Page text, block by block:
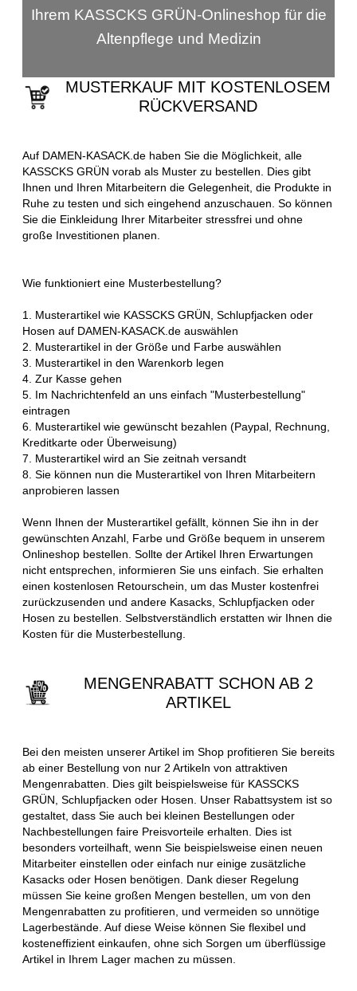
Ihrem KASSCKS GRÜN-Onlineshop für die
Altenpflege und Medizin
MUSTERKAUF MIT KOSTENLOSEM
RÜCKVERSAND
Auf DAMEN-KASACK.de haben Sie die Möglichkeit, alle
KASSCKS GRÜN vorab als Muster zu bestellen. Dies gibt
Ihnen und Ihren Mitarbeitern die Gelegenheit, die Produkte in
Ruhe zu testen und sich eingehend anzuschauen. So können
Sie die Einkleidung Ihrer Mitarbeiter stressfrei und ohne
große Investitionen planen.
Wie funktioniert eine Musterbestellung?
1. Musterartikel wie KASSCKS GRÜN, Schlupfjacken oder
Hosen auf DAMEN-KASACK.de auswählen
2. Musterartikel in der Größe und Farbe auswählen
3. Musterartikel in den Warenkorb legen
4. Zur Kasse gehen
5. Im Nachrichtenfeld an uns einfach "Musterbestellung"
eintragen
6. Musterartikel wie gewünscht bezahlen (Paypal, Rechnung,
Kreditkarte oder Überweisung)
7. Musterartikel wird an Sie zeitnah versandt
8. Sie können nun die Musterartikel von Ihren Mitarbeitern
anprobieren lassen
Wenn Ihnen der Musterartikel gefällt, können Sie ihn in der
gewünschten Anzahl, Farbe und Größe bequem in unserem
Onlineshop bestellen. Sollte der Artikel Ihren Erwartungen
nicht entsprechen, informieren Sie uns einfach. Sie erhalten
einen kostenlosen Retourschein, um das Muster kostenfrei
zurückzusenden und andere Kasacks, Schlupfjacken oder
Hosen zu bestellen. Selbstverständlich erstatten wir Ihnen die
Kosten für die Musterbestellung.
MENGENRABATT SCHON AB 2
ARTIKEL
Bei den meisten unserer Artikel im Shop profitieren Sie bereits
ab einer Bestellung von nur 2 Artikeln von attraktiven
Mengenrabatten. Dies gilt beispielsweise für KASSCKS
GRÜN, Schlupfjacken oder Hosen. Unser Rabattsystem ist so
gestaltet, dass Sie auch bei kleinen Bestellungen oder
Nachbestellungen faire Preisvorteile erhalten. Dies ist
besonders vorteilhaft, wenn Sie beispielsweise einen neuen
Mitarbeiter einstellen oder einfach nur einige zusätzliche
Kasacks oder Hosen benötigen. Dank dieser Regelung
müssen Sie keine großen Mengen bestellen, um von den
Mengenrabatten zu profitieren, und vermeiden so unnötige
Lagerbestände. Auf diese Weise können Sie flexibel und
kosteneffizient einkaufen, ohne sich Sorgen um überflüssige
Artikel in Ihrem Lager machen zu müssen.